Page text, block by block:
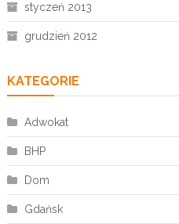
styczeń 2013
grudzień 2012
KATEGORIE
Adwokat
BHP
Dom
Gdańsk